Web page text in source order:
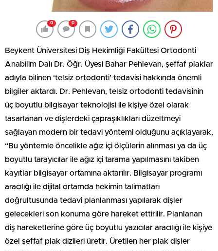
0 0
Beykent Üniversitesi Diş Hekimliği Fakültesi Ortodonti
Anabilim Dalı Dr. Öğr. Üyesi Bahar Pehlevan, şeffaf plaklar
adıyla bilinen ‘telsiz ortodonti’ tedavisi hakkında önemli
bilgiler aktardı. Dr. Pehlevan, telsiz ortodonti tedavisinin
üç boyutlu bilgisayar teknolojisi ile kişiye özel olarak
tasarlanan ve dişlerdeki çapraşıklıkları düzeltmeyi
sağlayan modern bir tedavi yöntemi olduğunu açıklayarak,
“Bu yöntemle öncelikle ağız içi ölçülerin alınması ya da üç
boyutlu tarayıcılar ile ağız içi tarama yapılmasını takiben
kayıtlar bilgisayar ortamına aktarılır. Bilgisayar programı
aracılığı ile dijital ortamda hekimin talimatları
doğrultusunda tedavi planlanması yapılarak dişler
gelecekleri son konuma göre hareket ettirilir. Planlanan
diş hareketlerine göre üç boyutlu yazıcılar aracılığı ile kişiye
özel şeffaf plak dizileri üretir. Üretilen her plak dişler